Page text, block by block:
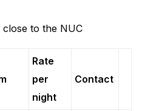
close to the NUC
Rate
per
night
Contact